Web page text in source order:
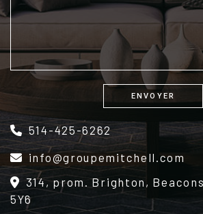
ENVOYER
Alternative:
514-425-6262
info@groupemitchell.com
314, prom. Brighton,
5Y6